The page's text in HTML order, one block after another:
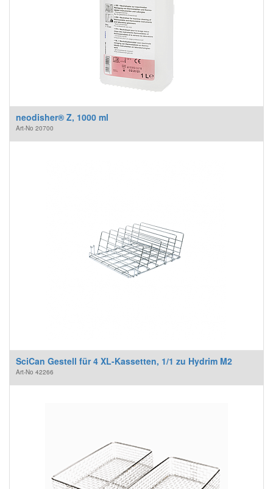
neodisher® Z, 1000 ml
Art-No 20700
SciCan Gestell für 4 XL-Kassetten, 1/1 zu Hydrim M2
Art-No 42266